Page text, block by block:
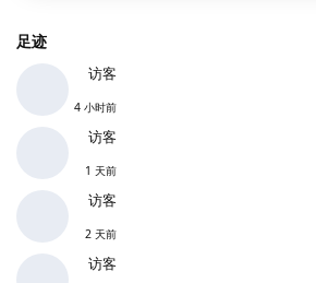
足迹
访客
4 小时前
访客
1 天前
访客
2 天前
访客